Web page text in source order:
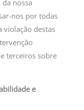
nossa
nos por todas
violação destas
terceiros sobre
e